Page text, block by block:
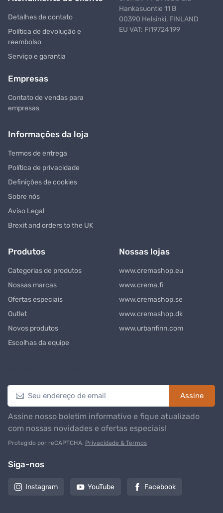
Detalhes de contato
Política de devolução e
reembolso
Serviço e garantia
Empresas
Contato de vendas para
empresas
Hankasuontie 11 B
00390 Helsinki, FINLAND
EU VAT: FI19724199
Informações da loja
Termos de entrega
Política de privacidade
Definições de cookies
Sobre nós
Aviso Legal
Brexit and orders to the UK
Produtos
Categorias de produtos
Nossas marcas
Ofertas especiais
Outlet
Novos produtos
Escolhas da equipe
Nossas lojas
www.cremashop.eu
www.crema.fi
www.cremashop.se
www.cremashop.dk
www.urbanfinn.com
Assine
Assine nosso boletim informativo e fique atualizado
com nossas novidades e ofertas especiais!
Protegido por reCAPTCHA. Privacidade & Termos
Siga-nos
Instagram YouTube Facebook